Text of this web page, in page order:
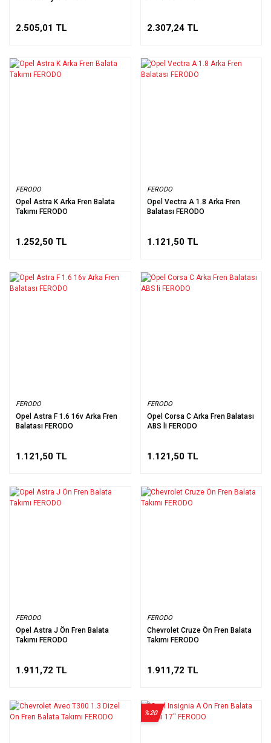
2.505,01 TL 2.307,24 TL
FERODO
Opel Astra K Arka Fren Balata
Takımı FERODO
1.252,50 TL
FERODO
Opel Vectra A 1.8 Arka Fren
Balatası FERODO
1.121,50 TL
FERODO
Opel Astra F 1.6 16v Arka Fren
Balatası FERODO
1.121,50 TL
FERODO
Opel Corsa C Arka Fren Balatası
ABS li FERODO
1.121,50 TL
FERODO
Opel Astra J Ön Fren Balata
Takımı FERODO
1.911,72 TL
FERODO
Chevrolet Cruze Ön Fren Balata
Takımı FERODO
1.911,72 TL
%20